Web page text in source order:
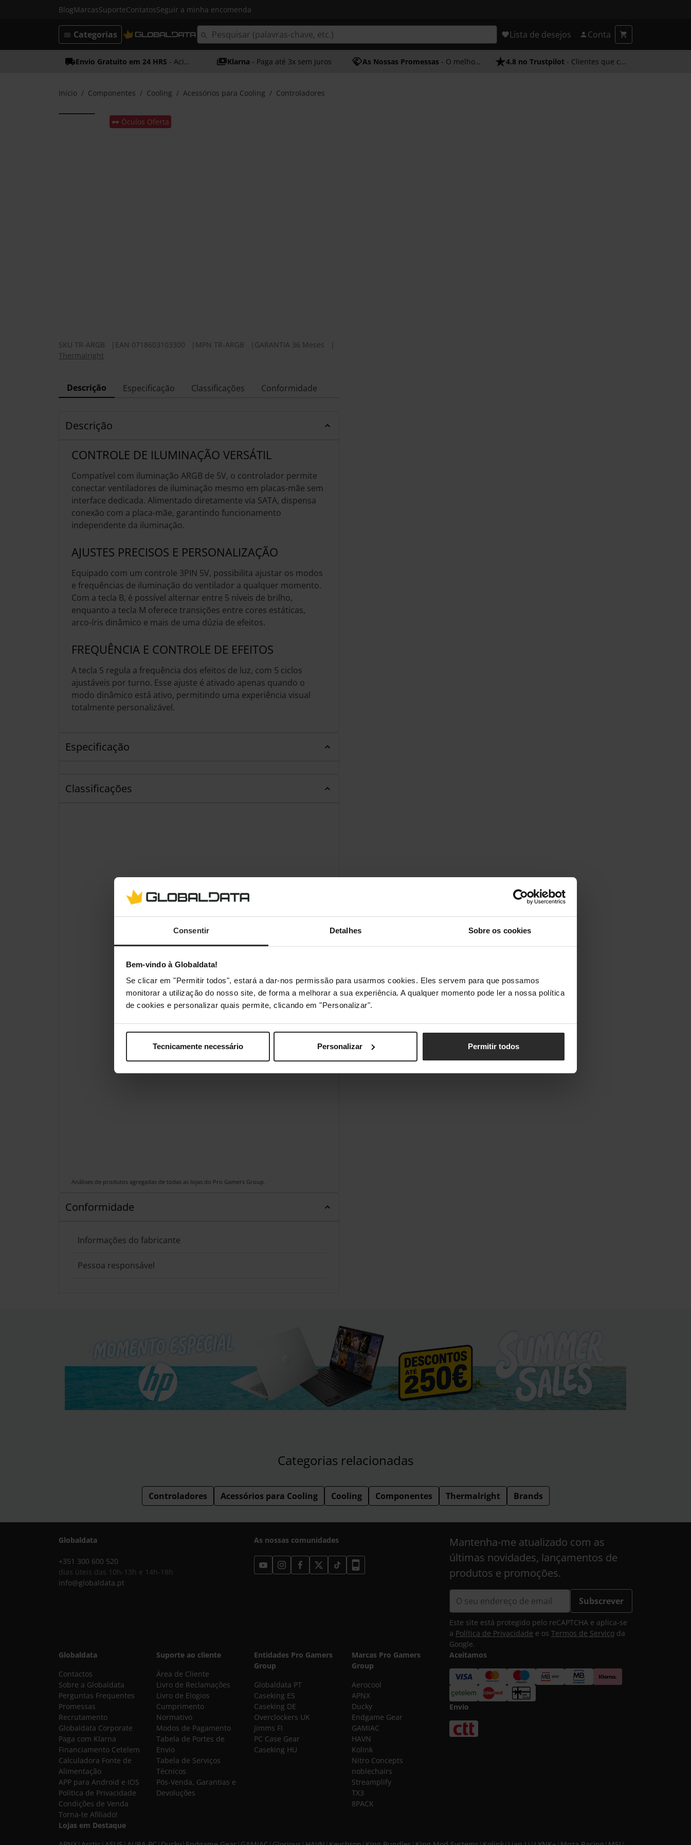
Consentir Detalhes Sobre os cookies
Bem-vindo à Globaldata!
Se clicar em "Permitir todos", estará a dar-nos permissão para usarmos cookies. Eles servem para que possamos
monitorar a utilização do nosso site, de forma a melhorar a sua experiência. A qualquer momento pode ler a nossa política
de cookies e personalizar quais permite, clicando em "Personalizar".
Tecnicamente necessário Personalizar Permitir todos
BlogMarcasSuporteContatosSeguir a minha encomenda
Lista de desejos Conta
Categorias
Envio Gratuito em 24 HRS - Acima dos 50€ Klarna - Paga até 3x sem juros As Nossas Promessas - O melhor atendimento 4.8 no Trustpilot - Clientes que confiam em nós
Início Componentes Cooling Acessórios para Cooling Controladores
🕶️ Óculos Oferta
SKU TR-ARGB EAN 0718603103300 MPN TR-ARGB GARANTIA 36 Meses
Thermalright
Descrição Especificação Classificações Conformidade
Descrição
CONTROLE DE ILUMINAÇÃO VERSÁTIL
Compatível com iluminação ARGB de 5V, o controlador permite
conectar ventiladores de iluminação mesmo em placas-mãe sem
interface dedicada. Alimentado diretamente via SATA, dispensa
conexão com a placa-mãe, garantindo funcionamento
independente da iluminação.
AJUSTES PRECISOS E PERSONALIZAÇÃO
Equipado com um controle 3PIN 5V, possibilita ajustar os modos
e frequências de iluminação do ventilador a qualquer momento.
Com a tecla B, é possível alternar entre 5 níveis de brilho,
enquanto a tecla M oferece transições entre cores estáticas,
arco-íris dinâmico e mais de uma dúzia de efeitos.
FREQUÊNCIA E CONTROLE DE EFEITOS
A tecla S regula a frequência dos efeitos de luz, com 5 ciclos
ajustáveis por turno. Esse ajuste é ativado apenas quando o
modo dinâmico está ativo, permitindo uma experiência visual
totalmente personalizável.
Especificação
Classificações
Análises de produtos agregadas de todas as lojas do Pro Gamers Group.
Conformidade
Informações do fabricante
Pessoa responsável
Categorias relacionadas
Controladores Acessórios para Cooling Cooling Componentes Thermalright Brands
Globaldata
+351 300 600 520
dias úteis das 10h-13h e 14h-18h
info@globaldata.pt
As nossas comunidades
Mantenha-me atualizado com as
últimas novidades, lançamentos de
produtos e promoções.
Subscrever
Este site está protegido pelo reCAPTCHA e aplica-se
a Política de Privacidade e os Termos de Serviço da
Google.
Globaldata
Contactos
Sobre a Globaldata
Perguntas Frequentes
Promessas
Recrutamento
Globaldata Corporate
Paga com Klarna
Financiamento Cetelem
Calculadora Fonte de
Alimentação
APP para Android e IOS
Política de Privacidade
Condições de Venda
Torna-te Afiliado!
Suporte ao cliente
Área de Cliente
Livro de Reclamações
Livro de Elogios
Cumprimento
Normativo
Modos de Pagamento
Tabela de Portes de
Envio
Tabela de Serviços
Técnicos
Pós-Venda, Garantias e
Devoluções
Entidades Pro Gamers
Group
Globaldata PT
Caseking ES
Caseking DE
Overclockers UK
Jimms FI
PC Case Gear
Caseking HU
Marcas Pro Gamers
Group
Aerocool
APNX
Ducky
Endgame Gear
GAMIAC
HAVN
Kolink
Nitro Concepts
noblechairs
Streamplify
TX3
8PACK
Aceitamos
Envio
Lojas em Destaque